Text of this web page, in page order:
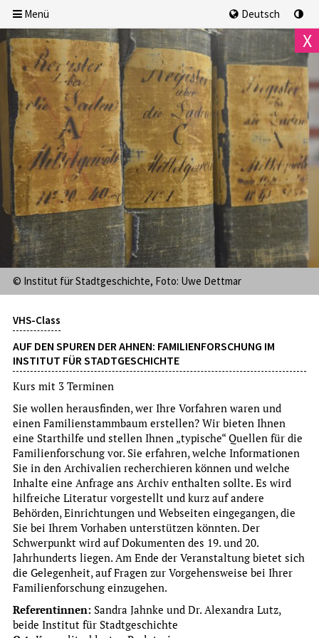
© Institut für Stadtgeschichte, Foto: Uwe Dettmar
X
VHS-Class
AUF DEN SPUREN DER AHNEN: FAMILIENFORSCHUNG IM
INSTITUT FÜR STADTGESCHICHTE
Kurs mit 3 Terminen
Sie wollen herausfinden, wer Ihre Vorfahren waren und
einen Familienstammbaum erstellen? Wir bieten Ihnen
eine Starthilfe und stellen Ihnen „typische“ Quellen für die
Familienforschung vor. Sie erfahren, welche Informationen
Sie in den Archivalien recherchieren können und welche
Inhalte eine Anfrage ans Archiv enthalten sollte. Es wird
hilfreiche Literatur vorgestellt und kurz auf andere
Behörden, Einrichtungen und Webseiten eingegangen, die
Sie bei Ihrem Vorhaben unterstützen könnten. Der
Schwerpunkt wird auf Dokumenten des 19. und 20.
Jahrhunderts liegen. Am Ende der Veranstaltung bietet sich
die Gelegenheit, auf Fragen zur Vorgehensweise bei Ihrer
Familienforschung einzugehen.
Referentinnen: Sandra Jahnke und Dr. Alexandra Lutz,
beide Institut für Stadtgeschichte
Menü Deutsch
We, 5.8.2026
18:00 Uhr
AUSGEBUCHT
Exhibition opening
WILDES RADELN
FAHRRADEXKURSION ZU WILDEN ECKEN
um Voranmeldung wird gebeten
more
Su, 9.8.2026
15:00 Uhr